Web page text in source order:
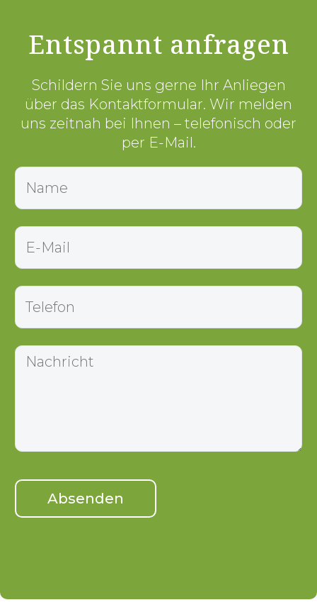
Entspannt anfragen
Schildern Sie uns gerne Ihr Anliegen
über das Kontaktformular. Wir melden
uns zeitnah bei Ihnen – telefonisch oder
per E-Mail.